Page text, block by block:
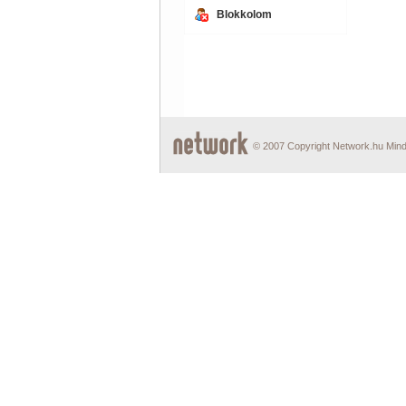
Blokkolom
© 2007 Copyright Network.hu